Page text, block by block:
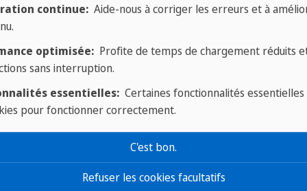
sources d'inspiration pour
continue:Aide-nous à corriger les erreurs et à
optimisée:Profite de temps de chargement réduits
sans interruption.
essentielles:Certaines fonctionnalités essentielles
pour fonctionner correctement.
Refuser les cookies facultatifs
C'est bon.